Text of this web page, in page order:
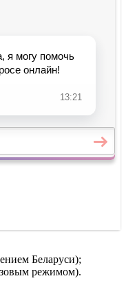
Беларуси);
режимом).